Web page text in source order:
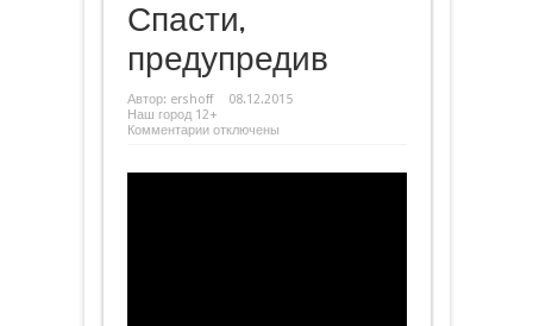
Спасти,
предупредив
Автор: ershoff
08.12.2015
Наш город 12+
Комментариик
предупредив
отключены